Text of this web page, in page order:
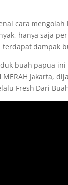
cara
hanya saja
dampak
buah papua ini
MERAH Jakarta,
Fresh Dari